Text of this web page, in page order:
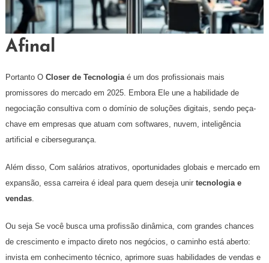
Afinal
Portanto O Closer de Tecnologiaé um dos profissionais mais
promissores do mercado em 2025. Embora Ele une a habilidade de
negociação consultiva com o domínio de soluções digitais, sendo peça-
chave em empresas que atuam com softwares, nuvem, inteligência
artificial e cibersegurança.
Além disso, Com salários atrativos, oportunidades globais e mercado em
expansão, essa carreira é ideal para quem deseja unir tecnologia e
vendas.
Ou seja Se você busca uma profissão dinâmica, com grandes chances
de crescimento e impacto direto nos negócios, o caminho está aberto:
invista em conhecimento técnico, aprimore suas habilidades de vendas e